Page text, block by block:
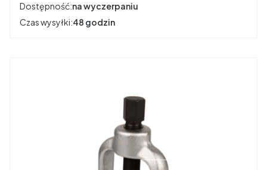
Dostępność:na wyczerpaniu
Czas wysyłki:48 godzin